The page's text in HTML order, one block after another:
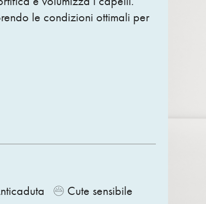
le condizioni ottimali per
Cute sensibile